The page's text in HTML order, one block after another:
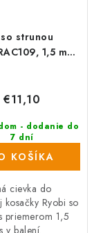
strunou
1,5 mm,
- dodanie do
7 dní
(367 ks)
€11,10
KOŠÍKA
cievka do
kosačky Ryobi so
priemerom 1,5